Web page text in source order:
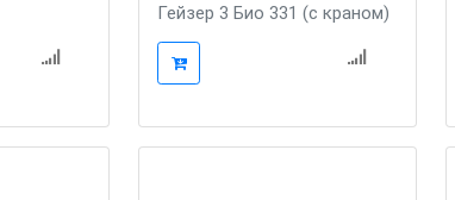
Гейзер 3 Био 331 (с краном)